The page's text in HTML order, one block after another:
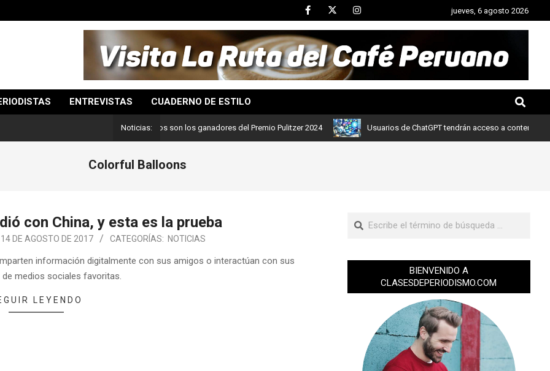
jueves, 6 agosto 2026
ENTREVISTAS CUADERNO DE ESTILO
Noticias:
Lo mejor del periodismo: Estos son los ganadores del Premio Pulitzer 2024 Usuarios de ChatGPT tendrán acceso a contenidos de
Colorful Balloons
con China, y esta es la prueba
14 DE AGOSTO DE 2017 CATEGORÍAS: NOTICIAS
información digitalmente con sus amigos o interactúan con sus
medios sociales favoritas.
LEYENDO
BIENVENIDO A
CLASESDEPERIODISMO.COM